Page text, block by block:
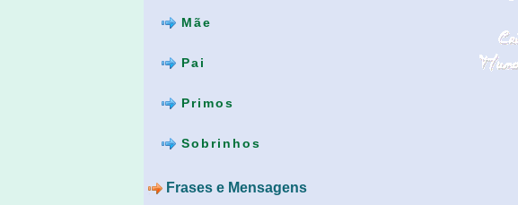
Mãe
Pai
Primos
Sobrinhos
Frases e Mensagens